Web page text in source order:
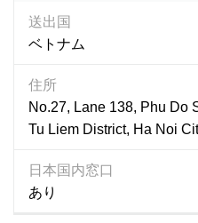
送出国
ベトナム
住所
No.27, Lane 138, Phu Do
Tu Liem District, Ha Noi
日本国内窓口
あり